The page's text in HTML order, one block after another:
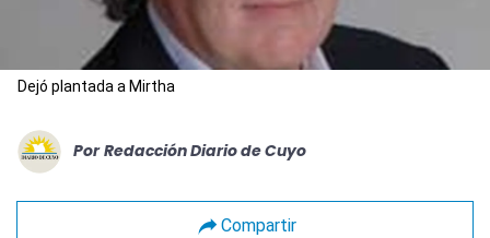
Dejó plantada a Mirtha
Por Redacción Diario de Cuyo
Compartir